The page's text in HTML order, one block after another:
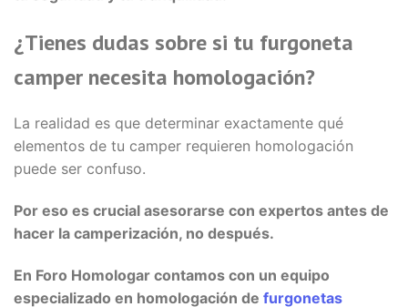
¿Tienes dudas sobre si tu furgoneta
camper necesita homologación?
La realidad es que determinar exactamente qué
elementos de tu camper requieren homologación
puede ser confuso.
Por eso es crucial asesorarse con expertos antes de
hacer la camperización, no después.
En Foro Homologar contamos con un equipo
especializado en homologación de furgonetas